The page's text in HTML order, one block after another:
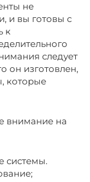
не
и вы готовы с
к
следует
он изготовлен,
которые
внимание на
системы.